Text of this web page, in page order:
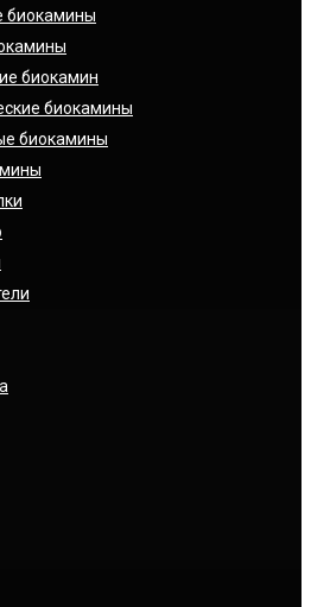
биокамины
биокамин
биокамины
биокамины